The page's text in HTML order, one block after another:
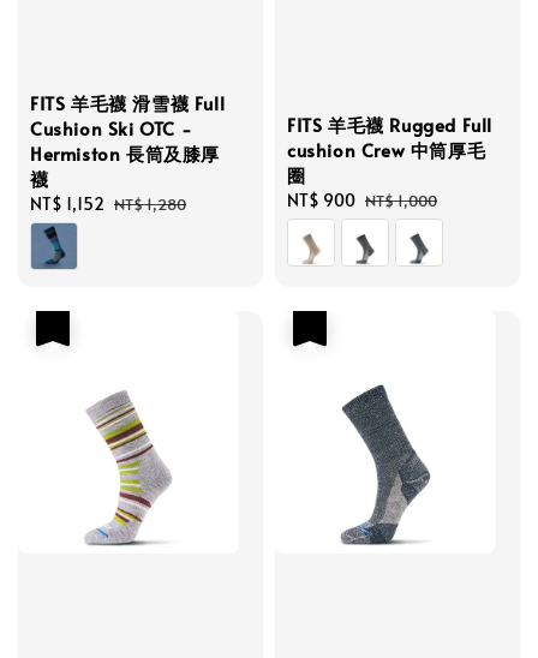
FITS 羊毛襪 滑雪襪 Full
Cushion Ski OTC -
Hermiston 長筒及膝厚
襪
Sale
price
NT$ 1,152 Regular
NT$ 1,280
FITS 羊毛襪 Rugged Full
cushion Crew 中筒厚毛
圈
Sale
price
NT$ 900 Regular
price
NT$ 1,000